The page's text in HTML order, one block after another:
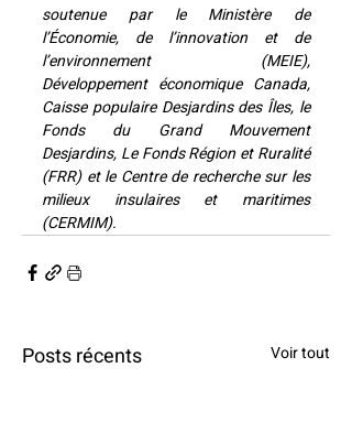
soutenue par le Ministère de
l’Économie, de l’innovation et de
l’environnement (MEIE),
Développement économique Canada,
Caisse populaire Desjardins des Îles, le
Fonds du Grand Mouvement
Desjardins, Le Fonds Région et Ruralité
(FRR) et le Centre de recherche sur les
milieux insulaires et maritimes
(CERMIM).
Posts récents Voir tout